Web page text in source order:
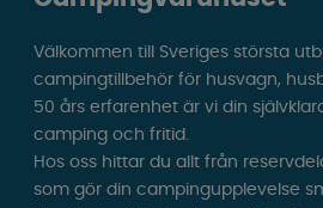
Välkommen till Sveriges största
campingtillbehör för husvagn,
50 års erfarenhet är vi din
camping och fritid.
Hos oss hittar du allt från
som gör din campingupplevelse